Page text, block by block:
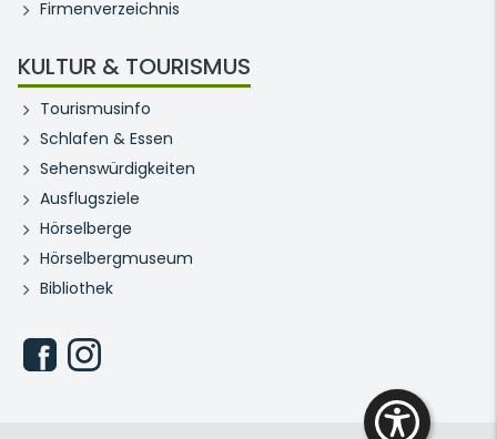
Firmenverzeichnis
KULTUR & TOURISMUS
Tourismusinfo
Schlafen & Essen
Sehenswürdigkeiten
Ausflugsziele
Hörselberge
Hörselbergmuseum
Bibliothek